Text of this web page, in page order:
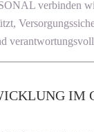
verbinden wir
IM